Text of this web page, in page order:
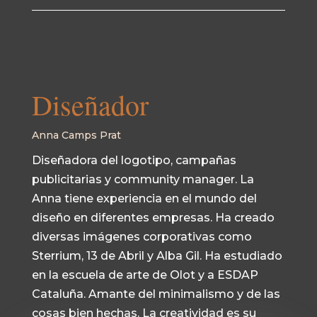
Diseñador
Anna Camps Prat
Diseñadora del logotipo, campañas
publicitarias y community manager. La
Anna tiene experiencia en el mundo del
diseño en diferentes empresas. Ha creado
diversas imágenes corporativas como
Sterrium, 13 de Abril y Alba Gil. Ha estudiado
en la escuela de arte de Olot y a ESDAP
Cataluña. Amante del minimalismo y de las
cosas bien hechas. La creatividad es su